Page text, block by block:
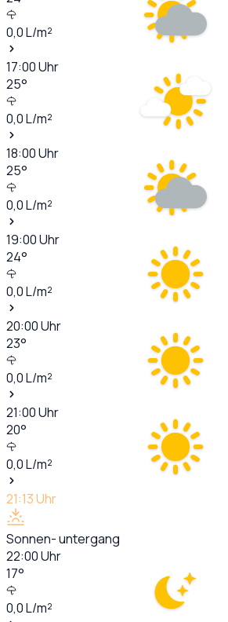
0,0L/m²
17:00Uhr
25°
0,0L/m²
18:00Uhr
25°
0,0L/m²
19:00Uhr
24°
0,0L/m²
20:00Uhr
23°
0,0L/m²
21:00Uhr
20°
0,0L/m²
21:13Uhr
Sonnen- untergang
22:00Uhr
17°
0,0L/m²